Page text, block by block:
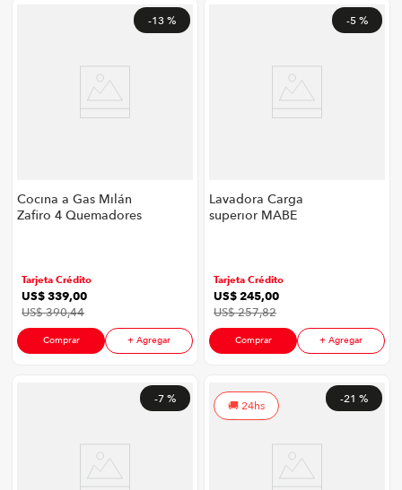
-13 %
Cocina a Gas Milán
Zafiro 4 Quemadores
Tarjeta Crédito
US$339,00
US$390,44
Comprar + Agregar
-5 %
Lavadora Carga
superior MABE
Tarjeta Crédito
US$245,00
US$257,82
Comprar + Agregar
-7 % -21 %
24hs